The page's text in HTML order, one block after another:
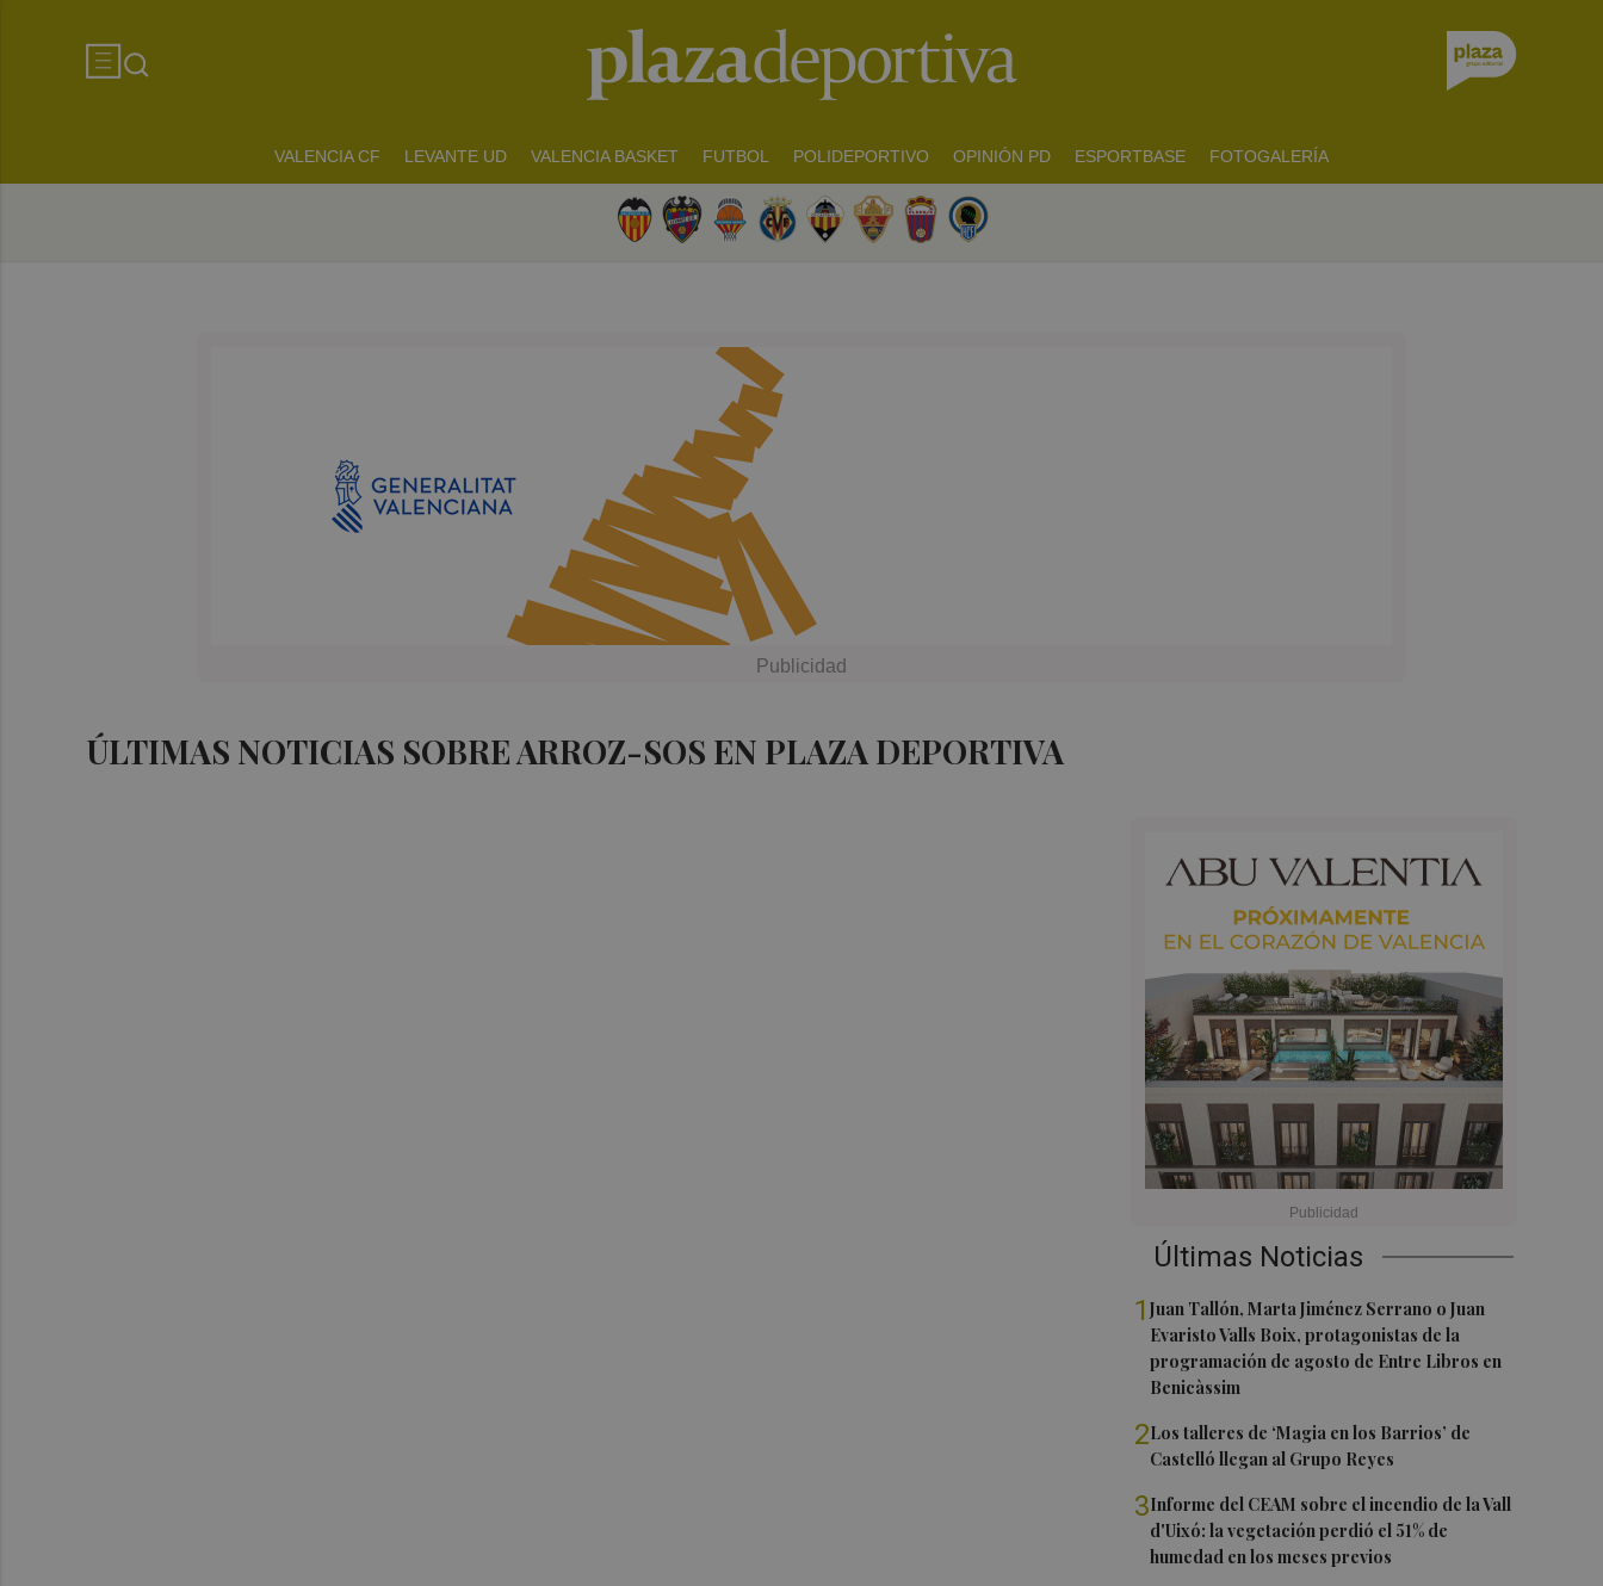
VALENCIA CF LEVANTE UD VALENCIA BASKET FUTBOL POLIDEPORTIVO OPINIÓN PD ESPORTBASE FOTOGALERÍA
ÚLTIMAS NOTICIAS SOBRE ARROZ-SOS EN PLAZA DEPORTIVA
Últimas Noticias
1Juan Tallón, Marta Jiménez Serrano o Juan
Evaristo Valls Boix, protagonistas de la
programación de agosto de Entre Libros en
Benicàssim
2Los talleres de ‘Magia en los Barrios’ de
Castelló llegan al Grupo Reyes
3Informe del CEAM sobre el incendio de la Vall
d'Uixó: la vegetación perdió el 51% de
humedad en los meses previos